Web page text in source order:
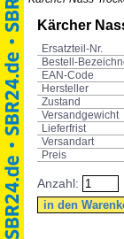
Kärcher
Ersatzteil-Nr.
Bestell-
EAN-Code
Hersteller
Zustand
Versandgewicht
Lieferfrist
Versandart
Preis
Anzahl: